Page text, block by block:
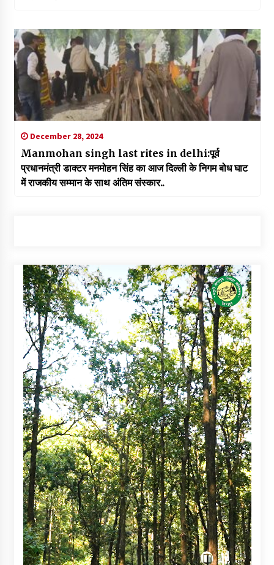
December 28, 2024
Manmohan singh last rites in delhi:पूर्व
प्रधानमंत्री डाक्टर मनमोहन सिंह का आज दिल्ली के निगम बोध घाट
में राजकीय सम्मान के साथ अंतिम संस्कार..